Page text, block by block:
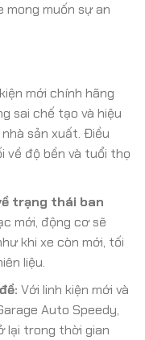
muốn sự an
mới chính hãng
sai chế tạo và hiệu
sản xuất. Điều
về độ bền và tuổi thọ
trạng thái ban
mới, động cơ sẽ
khi xe còn mới, tối
liệu.
Với linh kiện mới và
Auto Speedy,
lại trong thời gian